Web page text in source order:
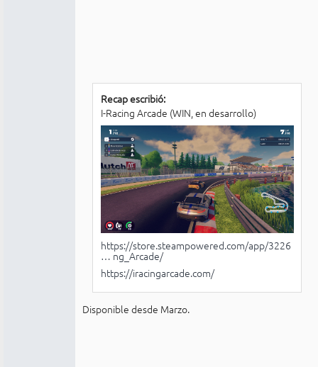
Recap escribió:
I-Racing Arcade (WIN, en desarrollo)
https://store.steampowered.com/app/3226
… ng_Arcade/
https://iracingarcade.com/
Disponible desde Marzo.